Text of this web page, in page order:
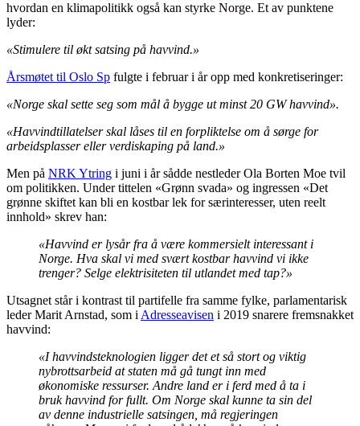
hvordan en klimapolitikk også kan styrke Norge. Et av punktene
lyder:
«Stimulere til økt satsing på havvind.»
Årsmøtet til Oslo Sp fulgte i februar i år opp med konkretiseringer:
«Norge skal sette seg som mål å bygge ut minst 20 GW havvind».
«Havvindtillatelser skal låses til en forpliktelse om å sørge for
arbeidsplasser eller verdiskaping på land.»
Men på NRK Ytring i juni i år sådde nestleder Ola Borten Moe tvil
om politikken. Under tittelen «Grønn svada» og ingressen «Det
grønne skiftet kan bli en kostbar lek for særinteresser, uten reelt
innhold» skrev han:
«Havvind er lysår fra å være kommersielt interessant i
Norge. Hva skal vi med svært kostbar havvind vi ikke
trenger? Selge elektrisiteten til utlandet med tap?»
Utsagnet står i kontrast til partifelle fra samme fylke, parlamentarisk
leder Marit Arnstad, som i Adresseavisen i 2019 snarere fremsnakket
havvind:
«I havvindsteknologien ligger det et så stort og viktig
nybrottsarbeid at staten må gå tungt inn med
økonomiske ressurser. Andre land er i ferd med å ta i
bruk havvind for fullt. Om Norge skal kunne ta sin del
av denne industrielle satsingen, må regjeringen